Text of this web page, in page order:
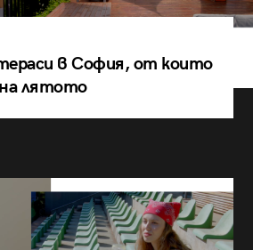
в София, от които
лятото